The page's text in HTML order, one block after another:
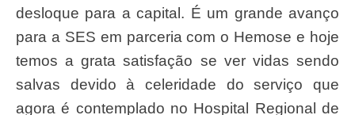
desloque para a capital. É um grande avanço
para a SES em parceria com o Hemose e hoje
temos a grata satisfação se ver vidas sendo
salvas devido à celeridade do serviço que
agora é contemplado no Hospital Regional de